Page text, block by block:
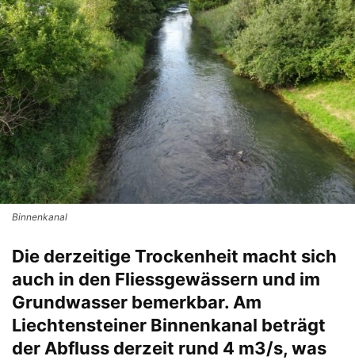
Binnenkanal
Die derzeitige Trockenheit macht sich
auch in den Fliessgewässern und im
Grundwasser bemerkbar. Am
Liechtensteiner Binnenkanal beträgt
der Abfluss derzeit rund 4 m3/s, was